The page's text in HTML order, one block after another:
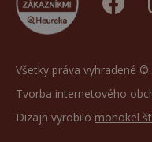
Všetky práva vyhradené ©
Tvorba internetového
Dizajn vyrobilo monokel